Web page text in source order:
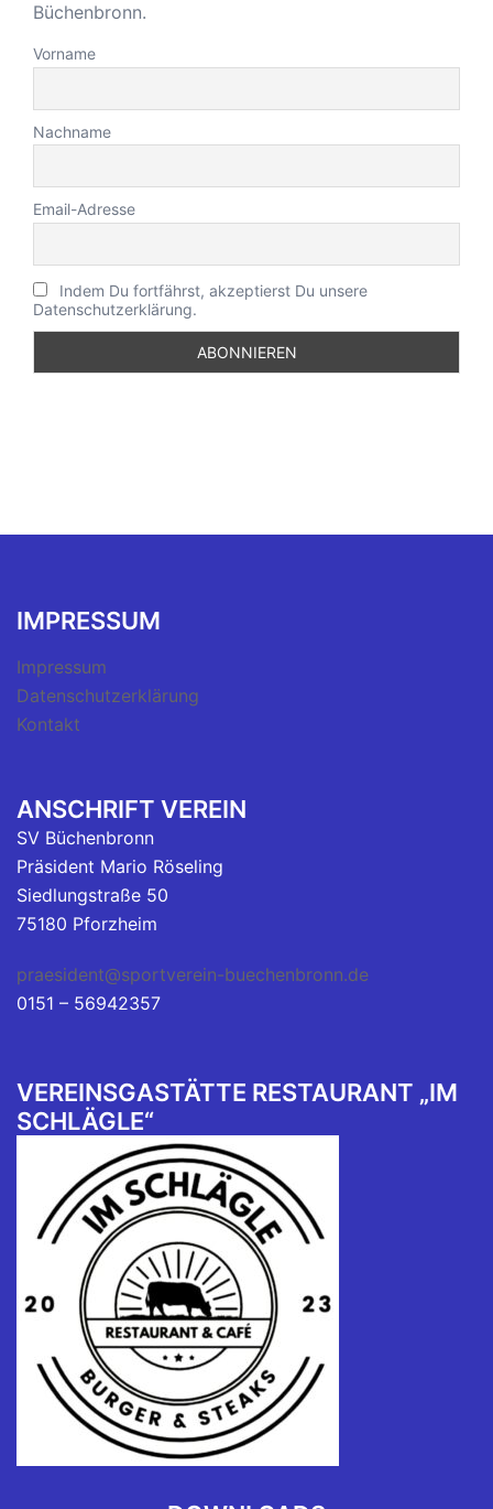
Büchenbronn.
Vorname
Nachname
Email-Adresse
Indem Du fortfährst, akzeptierst Du unsere
Datenschutzerklärung.
IMPRESSUM
Impressum
Datenschutzerklärung
Kontakt
ANSCHRIFT VEREIN
SV Büchenbronn
Präsident Mario Röseling
Siedlungstraße 50
75180 Pforzheim
praesident@sportverein-buechenbronn.de
0151 – 56942357
VEREINSGASTÄTTE RESTAURANT „IM
SCHLÄGLE“